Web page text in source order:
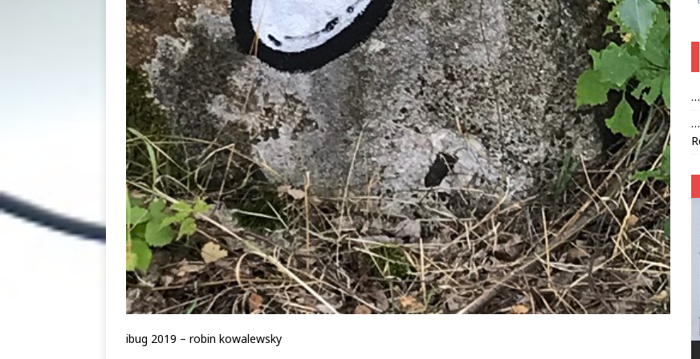
ibug 2019 – robin kowalewsky